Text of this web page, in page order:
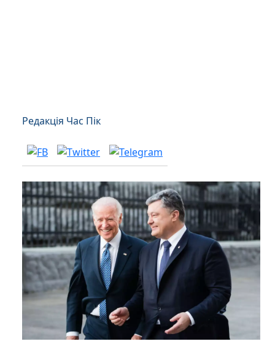
Редакція Час Пік